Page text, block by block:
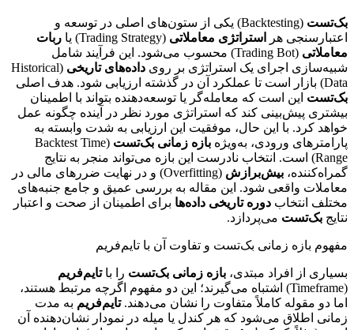
بک‌تست
(Backtesting) یکی از ستون‌های اصلی در توسعه و
اعتبارسنجی هر
استراتژی معاملاتی (Trading Strategy) یا
ربات
معاملاتی
(Trading Bot) محسوب می‌شود. این فرآیند شامل
شبیه‌سازی اجرای یک استراتژی بر روی داده‌های تاریخی
(Historical
Data) بازار است تا عملکرد آن در گذشته ارزیابی شود. هدف اصلی
بک‌تست این است که معامله‌گر یا توسعه‌دهنده بتواند با اطمینان
بیشتری پیش‌بینی کند که استراتژی مورد نظر در آینده چگونه عمل
خواهد کرد. با این حال، موفقیت این ارزیابی به شدت وابسته به
پارامترهای ورودی، به‌ویژه بازه زمانی بک‌تست (Backtest Time
Range) است. انتخاب نادرست این بازه می‌تواند منجر به نتایج
گمراه‌کننده، بیش‌برازش
(Overfitting) و در نهایت ضررهای مالی در
معاملات واقعی شود. این مقاله به بررسی عمیق و جامع جنبه‌های
مختلف انتخاب دوره تاریخی داده‌ها برای اطمینان از صحت و اعتبار
نتایج بک‌تست می‌پردازد.
مفهوم بازه زمانی بک‌تست و تفاوت آن با تایم‌فریم
بسیاری از افراد مبتدی، بازه زمانی بک‌تست را باتایم‌فریم
(Timeframe) اشتباه می‌گیرند؛ این دو مفهوم اگرچه مرتبط هستند،
اما دو مقوله کاملاً متفاوت را نشان می‌دهند.تایم‌فریم به مدت
زمانی اطلاق می‌شود که هر کندل یا میله در نمودار نشان‌دهنده آن